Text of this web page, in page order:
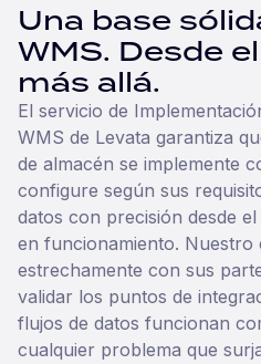
Una base
WMS. Desde
más allá.
El servicio de
WMS de Levata garantiza
de almacén se implemente
configure según sus
datos con precisión desde
en funcionamiento. Nuestro
estrechamente con sus
validar los puntos de
flujos de datos funcionan
cualquier problema que